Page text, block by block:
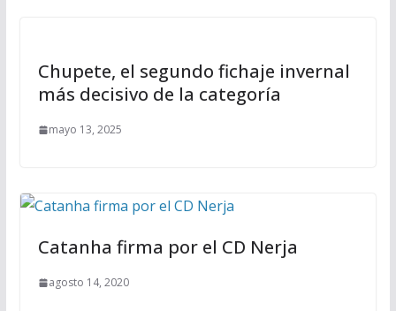
Chupete, el segundo fichaje invernal
más decisivo de la categoría
mayo 13, 2025
Catanha firma por el CD Nerja
agosto 14, 2020